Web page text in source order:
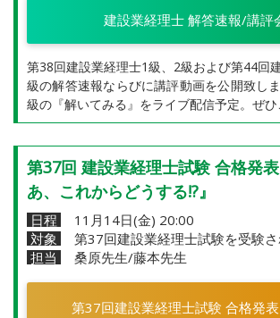
建設業経理士 解答速報/講評
第38回建設業経理士1級、2級および第44回
級の解答速報ならびに講評動画を公開致し
級の『解いてみる』をライブ配信予定。ぜひ
第37回 建設業経理士試験 合格発
あ、これからどうする!?』
日程
11月14日(金) 20:00
対象
第37回建設業経理士試験を受験
担当
桑原先生/藤本先生
第37回建設業経理士試験 合格発